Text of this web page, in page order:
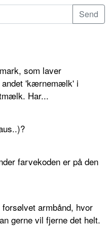
som laver
'kærnemælk' i
Har...
farvekoden er på den
armbånd, hvor
gerne vil fjerne det helt.